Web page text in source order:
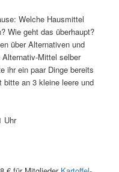
Wel­che Haus­mit­tel
Wie geht das über­haupt?
über Alter­na­ti­ven und
Alter­na­tiv-Mit­tel sel­ber
ihr ein paar Din­ge bereits
bit­te an 3 klei­ne lee­re und
Uhr